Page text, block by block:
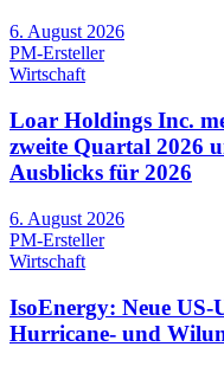
6. August 2026
PM-Ersteller
Wirtschaft
Loar Holdings Inc.
zweite Quartal 2026
Ausblicks für 2026
6. August 2026
PM-Ersteller
Wirtschaft
IsoEnergy: Neue
Hurricane- und